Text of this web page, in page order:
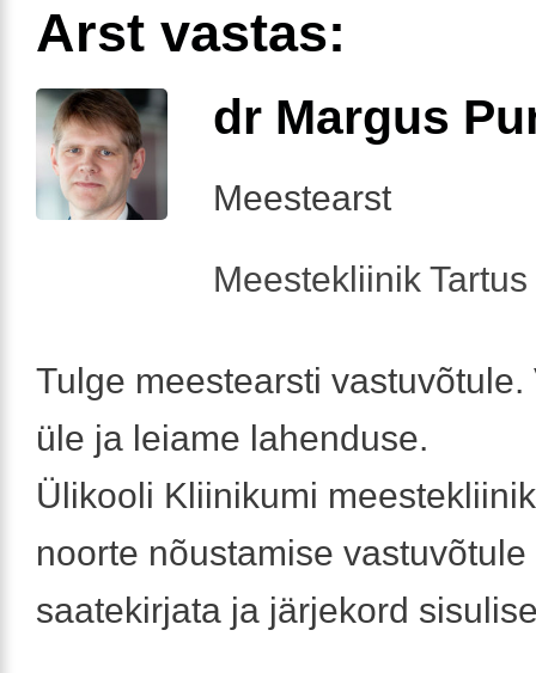
Arst vastas:
dr Margus
Meestearst
Meestekliinik
Tulge meestearsti vastuvõtule.
üle ja leiame lahenduse.
Ülikooli Kliinikumi
noorte nõustamise
saatekirjata ja järjekord